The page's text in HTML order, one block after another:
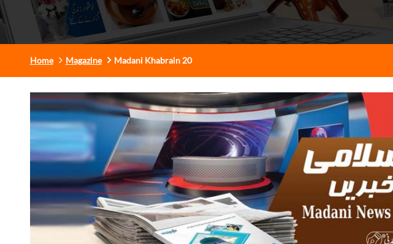
Home Magazine Madani Khabrain 20